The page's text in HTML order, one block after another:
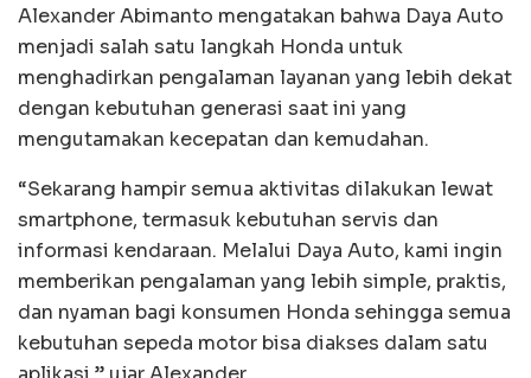
Alexander Abimanto mengatakan bahwa Daya Auto
menjadi salah satu langkah Honda untuk
menghadirkan pengalaman layanan yang lebih dekat
dengan kebutuhan generasi saat ini yang
mengutamakan kecepatan dan kemudahan.
“Sekarang hampir semua aktivitas dilakukan lewat
smartphone, termasuk kebutuhan servis dan
informasi kendaraan. Melalui Daya Auto, kami ingin
memberikan pengalaman yang lebih simple, praktis,
dan nyaman bagi konsumen Honda sehingga semua
kebutuhan sepeda motor bisa diakses dalam satu